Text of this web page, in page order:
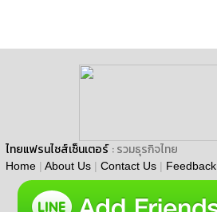
ไทยแฟรนไชส์เซ็นเตอร์ : รวมธุรกิจไทย
Home | About Us | Contact Us | Feedback